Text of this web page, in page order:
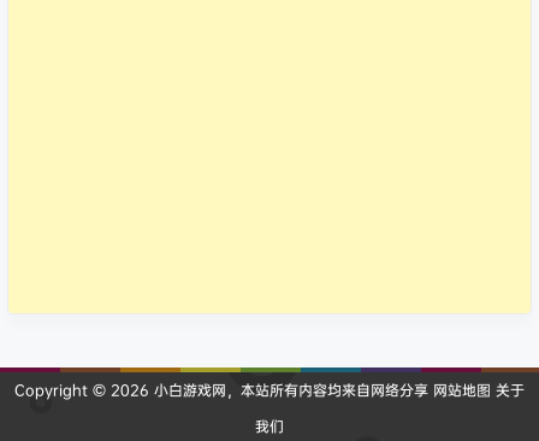
Copyright © 2026 小白游戏网，本站所有内容均来自网络分享 网站地图 关于
我们